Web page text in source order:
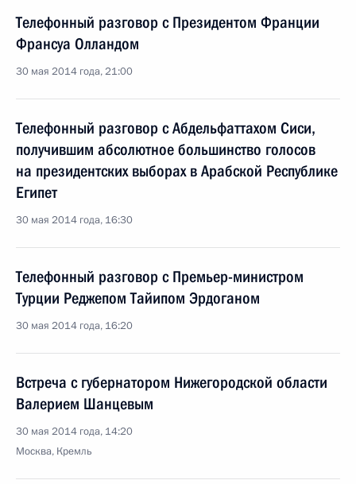
Телефонный разговор с Президентом Франции
Франсуа Олландом
30 мая 2014 года, 21:00
Телефонный разговор с Абдельфаттахом Сиси,
получившим абсолютное большинство голосов
на президентских выборах в Арабской Республике
Египет
30 мая 2014 года, 16:30
Телефонный разговор с Премьер-министром
Турции Реджепом Тайипом Эрдоганом
30 мая 2014 года, 16:20
Встреча с губернатором Нижегородской области
Валерием Шанцевым
30 мая 2014 года, 14:20
Москва, Кремль